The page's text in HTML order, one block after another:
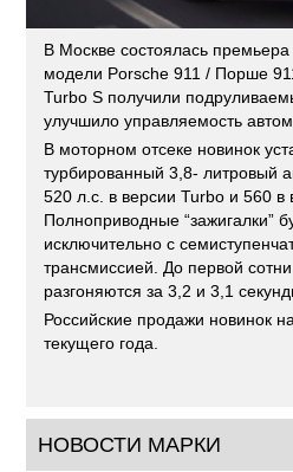
В Москве состоялась
модели Porsche 911 / Порше
Turbo S получили
улучшило управляемость
В моторном отсеке новинок
турбированный 3,8- литровый
520 л.с. в версии Turbo и 560 в
Полноприводные “зажигалки”
исключительно с
трансмиссией. До первой
разгоняются за 3,2 и 3,1
Российские продажи новинок
текущего года.
НОВОСТИ МАРКИ